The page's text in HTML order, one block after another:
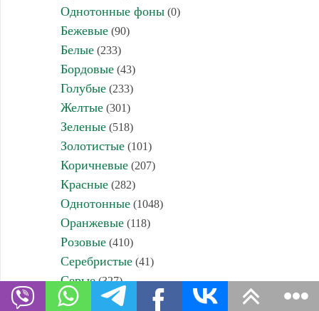
Однотонные фоны(0)
Бежевые(90)
Белые(233)
Бордовые(43)
Голубые(233)
Желтые(301)
Зеленые(518)
Золотистые(101)
Коричневые(207)
Красные(282)
Однотонные(1048)
Оранжевые(118)
Розовые(410)
Серебристые(41)
Серые(327)
Светлые(7)